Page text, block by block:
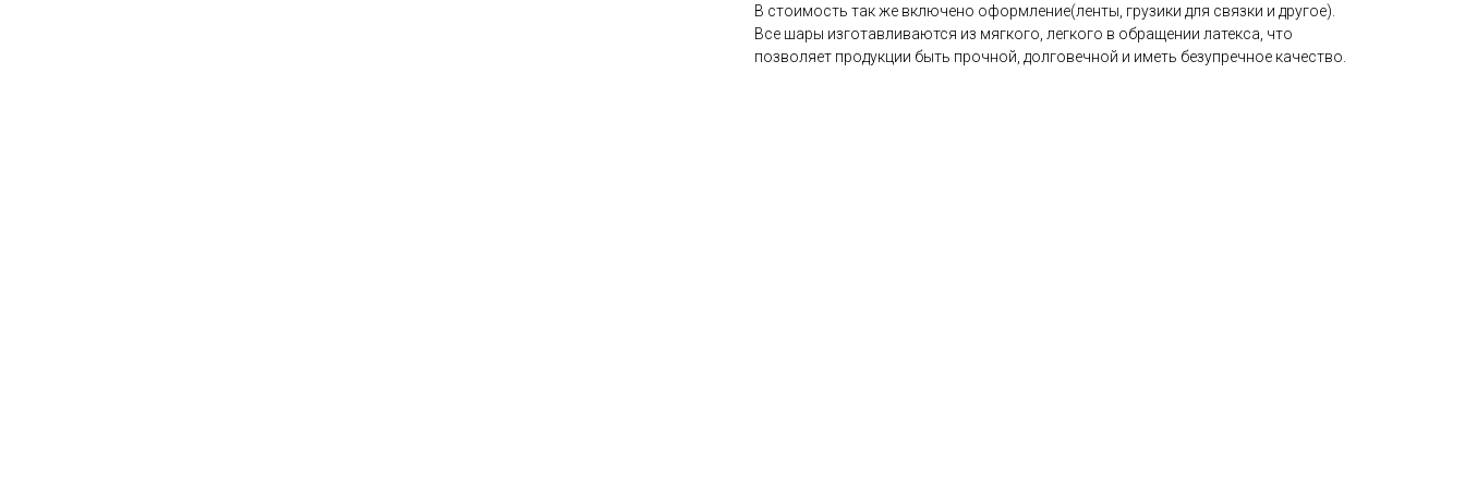
В стоимость так же включено оформление(ленты, грузики для связки и другое).
Все шары изготавливаются из мягкого, легкого в обращении латекса, что
позволяет продукции быть прочной, долговечной и иметь безупречное качество.